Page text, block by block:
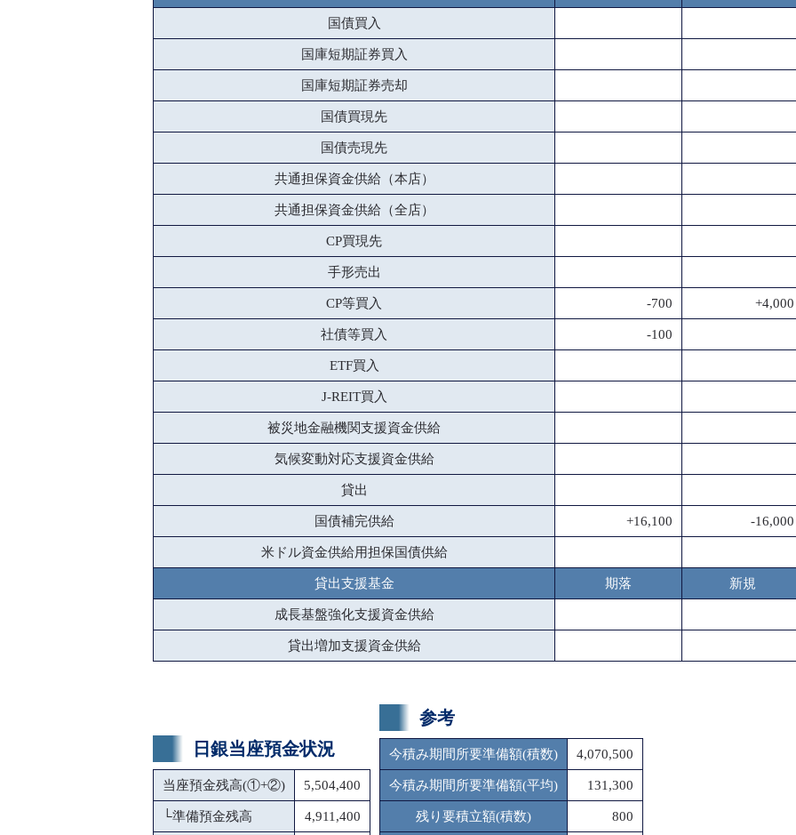
国債買入
国庫短期証券買入
国庫短期証券売却
国債買現先
国債売現先
共通担保資金供給（本店）
共通担保資金供給（全店）
CP買現先
手形売出
CP等買入 -700 +4,000
社債等買入 -100
ETF買入
J-REIT買入
被災地金融機関支援資金供給
気候変動対応支援資金供給
貸出
国債補完供給 +16,100 -16,000
米ドル資金供給用担保国債供給
貸出支援基金 期落 新規
成長基盤強化支援資金供給
貸出増加支援資金供給
日銀当座預金状況
当座預金残高(①+②) 5,504,400
└準備預金残高 4,911,400
参考
今積み期間所要準備額(積数) 4,070,500
今積み期間所要準備額(平均) 131,300
残り要積立額(積数) 800